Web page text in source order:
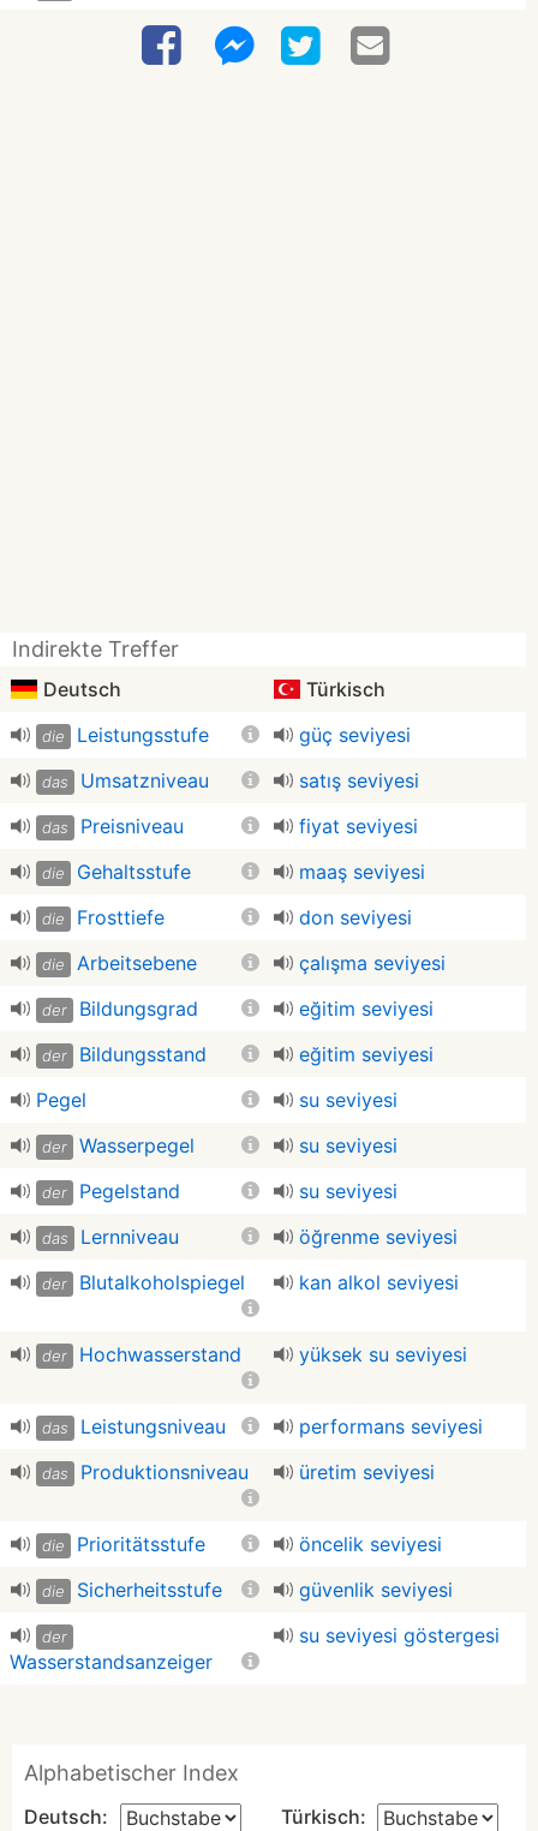
Indirekte Treffer
Deutsch Türkisch
die Leistungsstufe güç seviyesi
das Umsatzniveau satış seviyesi
das Preisniveau fiyat seviyesi
die Gehaltsstufe maaş seviyesi
die Frosttiefe don seviyesi
die Arbeitsebene çalışma seviyesi
der Bildungsgrad eğitim seviyesi
der Bildungsstand
eğitim seviyesi
Pegel
su seviyesi
der Wasserpegel su seviyesi
der Pegelstand su seviyesi
das Lernniveau öğrenme seviyesi
der Blutalkoholspiegel kan alkol seviyesi
der Hochwasserstand yüksek su seviyesi
das Leistungsniveau performans seviyesi
das Produktionsniveau üretim seviyesi
die Prioritätsstufe öncelik seviyesi
die Sicherheitsstufe güvenlik seviyesi
der
Wasserstandsanzeiger
su seviyesi göstergesi
Alphabetischer Index
Deutsch: Türkisch: